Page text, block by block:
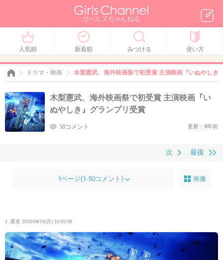
人気順 新着順 みつける 使い方
ドラマ・映画 木梨憲武、海外映画祭で初受賞 主演映画『いぬやしき
木梨憲武、海外映画祭で初受賞 主演映画『い
ぬやしき』グランプリ受賞
58コメント 更新：8年前
最後
次
1ページ(1-50コメント) 画像
1. 匿名 2018/04/16(月) 10:05:08